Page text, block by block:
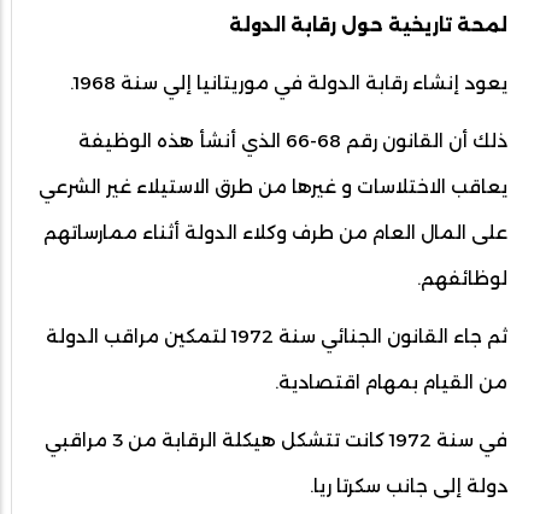
لمحة تاريخية حول رقابة الدولة
يعود إنشاء رقابة الدولة في موريتانيا إلي سنة 1968.
ذلك أن القانون رقم 68-66 الذي أنشأ هذه الوظيفة
يعاقب الاختلاسات و غيرها من طرق الاستيلاء غير الشرعي
على المال العام من طرف وكلاء الدولة أثناء ممارساتهم
لوظائفهم.
ثم جاء القانون الجنائي سنة 1972 لتمكين مراقب الدولة
من القيام بمهام اقتصادية.
في سنة 1972 كانت تتشكل هيكلة الرقابة من 3 مراقبي
دولة إلى جانب سكرتا ريا.